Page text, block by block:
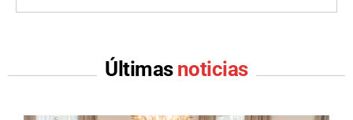
Últimas noticias